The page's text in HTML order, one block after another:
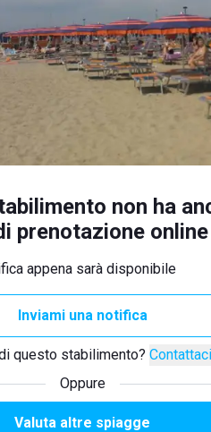
non ha
prenotazione online
appena sarà disponibile
Inviami una notifica
questo stabilimento? Contattaci
Oppure
Valuta altre spiagge